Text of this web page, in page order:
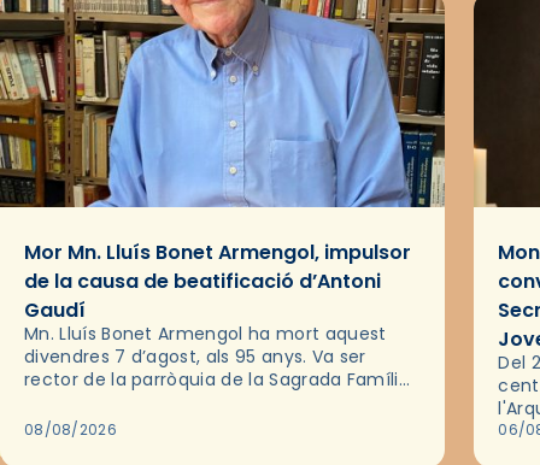
Mor Mn. Lluís Bonet Armengol, impulsor
de la causa de beatificació d’Antoni
Gaudí
Mn. Lluís Bonet Armengol ha mort aquest
divendres 7 d’agost, als 95 anys. Va ser
rector de la parròquia de la Sagrada Família
2018,…
08/08/2026
Del
les
06/